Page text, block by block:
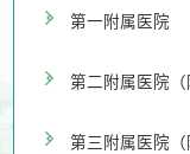
第一附属医院
第二附属医院（
第三附属医院（